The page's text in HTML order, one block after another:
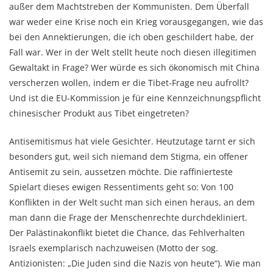
außer dem Machtstreben der Kommunisten. Dem Überfall
war weder eine Krise noch ein Krieg vorausgegangen, wie das
bei den Annektierungen, die ich oben geschildert habe, der
Fall war. Wer in der Welt stellt heute noch diesen illegitimen
Gewaltakt in Frage? Wer würde es sich ökonomisch mit China
verscherzen wollen, indem er die Tibet-Frage neu aufrollt?
Und ist die EU-Kommission je für eine Kennzeichnungspflicht
chinesischer Produkt aus Tibet eingetreten?
Antisemitismus hat viele Gesichter. Heutzutage tarnt er sich
besonders gut, weil sich niemand dem Stigma, ein offener
Antisemit zu sein, aussetzen möchte. Die raffinierteste
Spielart dieses ewigen Ressentiments geht so: Von 100
Konflikten in der Welt sucht man sich einen heraus, an dem
man dann die Frage der Menschenrechte durchdekliniert.
Der Palästinakonflikt bietet die Chance, das Fehlverhalten
Israels exemplarisch nachzuweisen (Motto der sog.
Antizionisten: „Die Juden sind die Nazis von heute“). Wie man